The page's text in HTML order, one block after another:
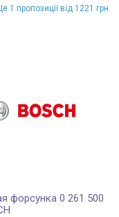
1 пропозиції від 1221 грн
форсунка 0 261 500